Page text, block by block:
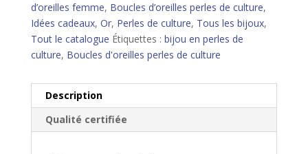
d’oreilles femme, Boucles d’oreilles perles de culture,
Idées cadeaux, Or, Perles de culture, Tous les bijoux,
Tout le catalogue Étiquettes : bijou en perles de
culture, Boucles d'oreilles perles de culture
Description
Qualité certifiée